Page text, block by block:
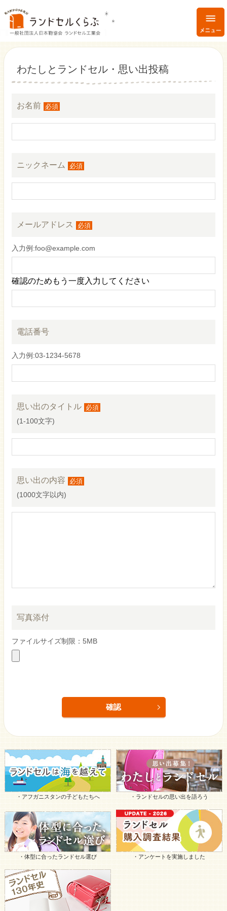
わたしとランドセル・思い出投稿
お名前 必須
ニックネーム 必須
メールアドレス 必須
入力例:foo@example.com
確認のためもう一度入力してください
電話番号
入力例:03-1234-5678
思い出のタイトル 必須
(1-100文字)
思い出の内容 必須
(1000文字以内)
写真添付
ファイルサイズ制限：5MB
・アフガニスタンの子どもたちへ ・ランドセルの思い出を語ろう
・体型に合ったランドセル選び ・アンケートを実施しました